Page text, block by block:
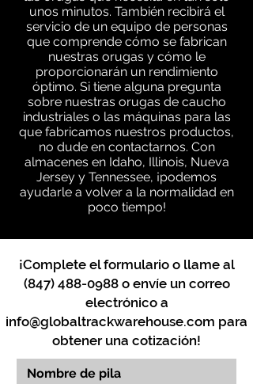
unos minutos. También recibirá el
servicio de un equipo de personas
que comprende cómo se fabrican
nuestras orugas y cómo le
proporcionarán un rendimiento
óptimo. Si tiene alguna pregunta
sobre nuestras orugas de caucho
industriales o las máquinas para las
que fabricamos nuestros productos,
no dude en contactarnos. Con
almacenes en Idaho, Illinois, Nueva
Jersey y Tennessee, ¡podemos
ayudarle a volver a la normalidad en
poco tiempo!
¡Complete el formulario o llame al
(847) 488-0988o envíe un correo
electrónico a
info@globaltrackwarehouse.com para
obtener una cotización!